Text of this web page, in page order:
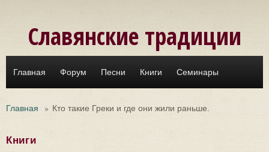
Славянские традиции
Главная Форум Песни Книги Семинары
Главная » Кто такие Греки и где они жили раньше.
Книги